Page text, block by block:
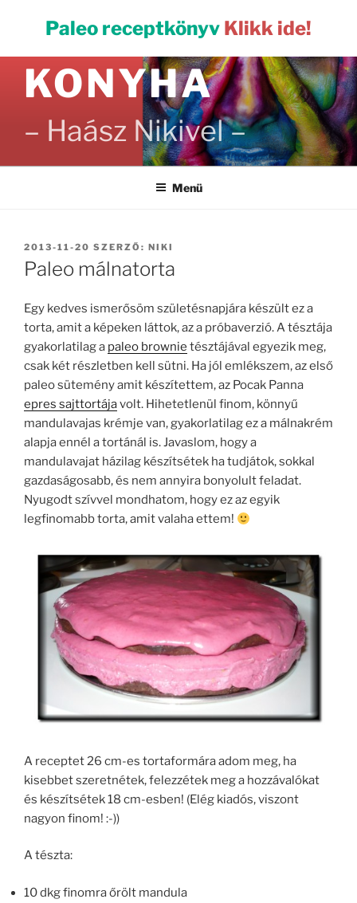
Paleo receptkönyv Klikk ide!
PALEO
KONYHA
– Haász Nikivel –
Menü
BEKÜLDVE:
2013-11-20 SZERZŐ: NIKI
Paleo málnatorta
Egy kedves ismerősöm születésnapjára készült ez a
torta, amit a képeken láttok, az a próbaverzió. A tésztája
gyakorlatilag a paleo brownie tésztájával egyezik meg,
csak két részletben kell sütni. Ha jól emlékszem, az első
paleo sütemény amit készítettem, az Pocak Panna
epres sajttortájavolt. Hihetetlenül finom, könnyű
mandulavajas krémje van, gyakorlatilag ez a málnakrém
alapja ennél a tortánál is. Javaslom, hogy a
mandulavajat házilag készítsétek ha tudjátok, sokkal
gazdaságosabb, és nem annyira bonyolult feladat.
Nyugodt szívvel mondhatom, hogy ez az egyik
legfinomabb torta, amit valaha ettem!
A receptet 26 cm-es tortaformára adom meg, ha
kisebbet szeretnétek, felezzétek meg a hozzávalókat
és készítsétek 18 cm-esben! (Elég kiadós, viszont
nagyon finom! :-))
A tészta:
10 dkg finomra őrölt mandula